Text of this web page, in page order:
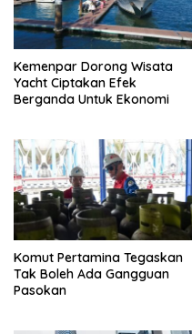
Kemenpar Dorong Wisata
Yacht Ciptakan Efek
Berganda Untuk Ekonomi
Komut Pertamina Tegaskan
Tak Boleh Ada Gangguan
Pasokan